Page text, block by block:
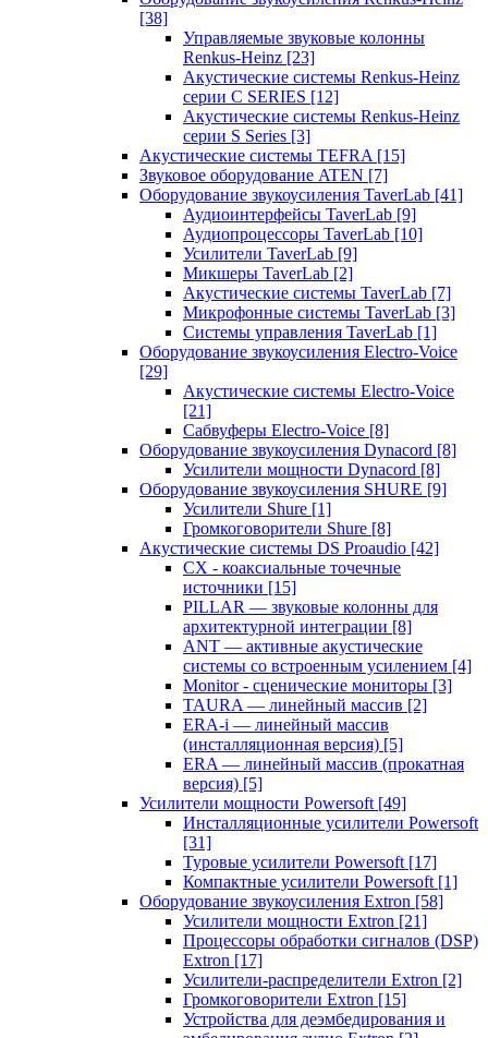
[38]
Управляемые звуковые колонны
Renkus-Heinz [23]
Акустические системы Renkus-Heinz
серии C SERIES [12]
Акустические системы Renkus-Heinz
серии S Series [3]
Акустические системы TEFRA [15]
Звуковое оборудование ATEN [7]
Оборудование звукоусиления TaverLab [41]
Аудиоинтерфейсы TaverLab [9]
Аудиопроцессоры TaverLab [10]
Усилители TaverLab [9]
Микшеры TaverLab [2]
Акустические системы TaverLab [7]
Микрофонные системы TaverLab [3]
Системы управления TaverLab [1]
Оборудование звукоусиления Electro-Voice
[29]
Акустические системы Electro-Voice
[21]
Сабвуферы Electro-Voice [8]
Оборудование звукоусиления Dynacord [8]
Усилители мощности Dynacord [8]
Оборудование звукоусиления SHURE [9]
Усилители Shure [1]
Громкоговорители Shure [8]
Акустические системы DS Proaudio [42]
CX - коаксиальные точечные
источники [15]
PILLAR — звуковые колонны для
архитектурной интеграции [8]
ANT — активные акустические
системы со встроенным усилением [4]
Monitor - сценические мониторы [3]
TAURA — линейный массив [2]
ERA-i — линейный массив
(инсталляционная версия) [5]
ERA — линейный массив (прокатная
версия) [5]
Усилители мощности Powersoft [49]
Инсталляционные усилители Powersoft
[31]
Туровые усилители Powersoft [17]
Компактные усилители Powersoft [1]
Оборудование звукоусиления Extron [58]
Усилители мощности Extron [21]
Процессоры обработки сигналов (DSP)
Extron [17]
Усилители-распределители Extron [2]
Громкоговорители Extron [15]
Устройства для деэмбедирования и